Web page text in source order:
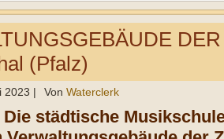
(Pfalz)
2023 | Von Waterclerk
Die städtische